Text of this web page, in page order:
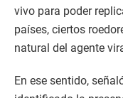
vivo para poder
países, ciertos
natural del agente
En ese sentido,